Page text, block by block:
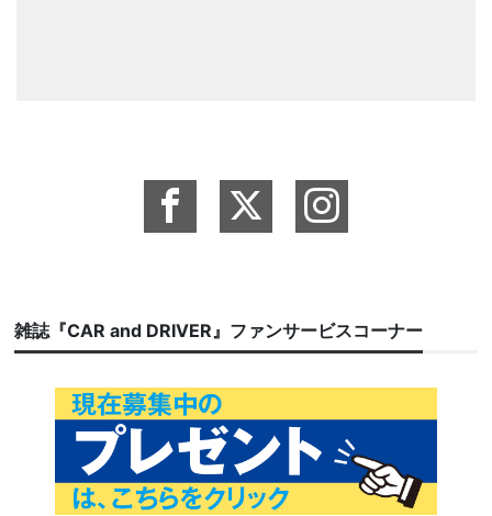
雑誌『CAR and DRIVER』ファンサービスコーナー